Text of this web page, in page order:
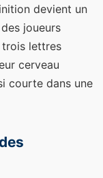
devient un
joueurs
trois lettres
cerveau
courte dans une